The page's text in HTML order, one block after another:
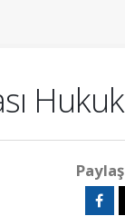
Hukuk
Paylaş